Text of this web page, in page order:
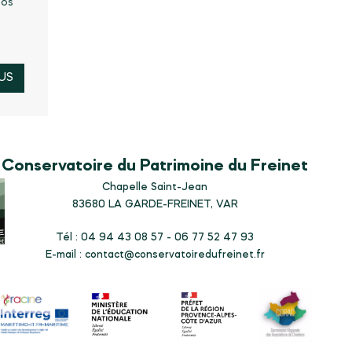
Conservatoire du Patrimoine du Freinet
Chapelle Saint-Jean
83680 LA GARDE-FREINET, VAR
Tél : 04 94 43 08 57 - 06 77 52 47 93
E-mail : contact@conservatoiredufreinet.fr